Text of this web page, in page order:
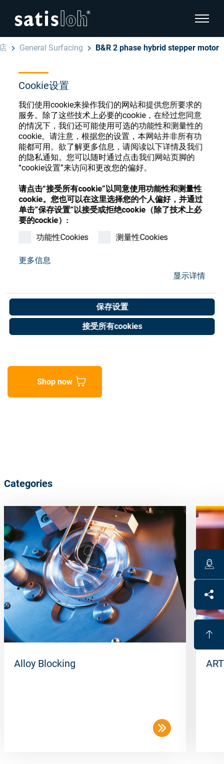
Cookie设置
我们使用cookie来操作我们的网站和提供您所要求的
服务。除了这些技术上必要的cookie，在经过您同意
的情况下，我们还可能使用可选的功能性和测量性的
cookie。请注意，根据您的设置，本网站并非所有功
能都可用。欲了解更多信息，请阅读以下详情及我们
的隐私通知。您可以随时通过点击我们网站页脚的
“cookie设置”来访问和更改您的偏好。
请点击“接受所有cookie”以同意使用功能性和测量性
cookie。您也可以在这里选择您的个人偏好，并通过
单击”保存设置”以接受或拒绝cookie（除了技术上必
要的cockie）:
功能性Cookies
测量性Cookies
更多信息
显示详情
保存设置
接受所有cookies
显示页
汉语
眼镜光学
精密光学
我们是谁
加入我们
隐藏页面导航
English
Deutsch
Español
Français
General Surfacing B&R 2 phase hybrid stepper motor
眼镜光学耗材商店
注册或登录以访问您的帐户，并了解我们的各
种眼镜光学耗材
注册 登录
stepper motor
Art. No. 20053951
Unit of measure : Piece
Shop now
Categories
Alloy Blocking